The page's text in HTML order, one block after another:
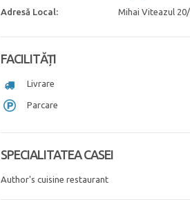
Adresă Local: Mihai Viteazul 20/
FACILITĂȚI
Livrare
Parcare
SPECIALITATEA CASEI
Author's cuisine restaurant